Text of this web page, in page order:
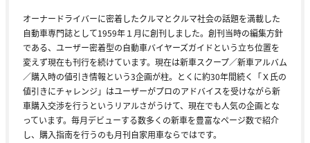
オーナードライバーに密着したクルマとクルマ社会の話題を満載した
自動車専門誌として1959年１月に創刊しました。創刊当時の編集方針
である、ユーザー密着型の自動車バイヤーズガイドという立ち位置を
変えず現在も刊行を続けています。現在は新車スクープ／新車アルバム
／購入時の値引き情報という3企画が柱。とくに約30年間続く「Ｘ氏の
値引きにチャレンジ」はユーザーがプロのアドバイスを受けながら新
車購入交渉を行うというリアルさがうけて、現在でも人気の企画とな
っています。毎月デビューする数多くの新車を豊富なページ数で紹介
し、購入指南を行うのも月刊自家用車ならではです。